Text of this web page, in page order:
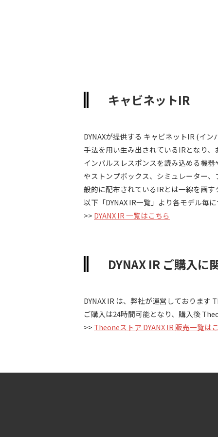
キャビネットIR
DYNAXが提供する キャビネットIR (イ
手法を用い生み出されているIRとなり
インパルスレスポンスを読み込める機
やストンプボックス、シミュレーター
般的に配布されているIRとは一線を画
以下「DYNAX IR一覧」より各モデル毎
>> DYANX IR 一覧はこちら
DYNAX IR ご購入に
DYNAX IR は、弊社が運営しておりま
ご購入は24時間可能となり、購入後
>> Theoneストア DYANX IR 販売一覧は